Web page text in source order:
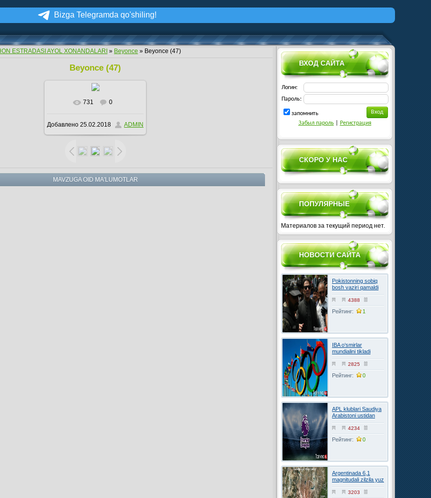
Bizga Telegramda qo'shiling!
ESTRADASI AYOL XONANDALARI » Beyonce » Beyonce (47)
Beyonce (47)
В реальном размере
496x803/ 269.5Kb
731 0
Добавлено 25.02.2018 ADMIN
MAVZUGA OID MA'LUMOTLAR
ВХОД САЙТА
Логин:
Пароль:
запомнить
Забыл пароль| Регистрация
СКОРО У НАС
ПОПУЛЯРНЫЕ
Материалов за текущий период нет.
НОВОСТИ САЙТА
Pokistonning sobiq
bosh vaziri qamaldi
4388
Рейтинг: 1
IBA o‘smirlar
mundialini tikladi
2825
Рейтинг: 0
APL klublari Saudiya
Arabistoni ustidan
FIFAga shikoyat
qilmoqchi4234
Рейтинг: 0
Argentinada 6,1
magnitudali zilzila yuz
berdi
3203